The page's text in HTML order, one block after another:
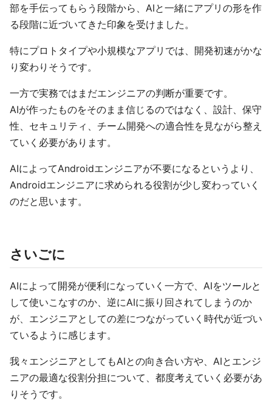
部を手伝ってもらう段階から、AIと一緒にアプリの形を作
る段階に近づいてきた印象を受けました。
特にプロトタイプや小規模なアプリでは、開発初速がかな
り変わりそうです。
一方で実務ではまだエンジニアの判断が重要です。
AIが作ったものをそのまま信じるのではなく、設計、保守
性、セキュリティ、チーム開発への適合性を見ながら整え
ていく必要があります。
AIによってAndroidエンジニアが不要になるというより、
Androidエンジニアに求められる役割が少し変わっていく
のだと思います。
さいごに
AIによって開発が便利になっていく一方で、AIをツールと
して使いこなすのか、逆にAIに振り回されてしまうのか
が、エンジニアとしての差につながっていく時代が近づい
ているように感じます。
我々エンジニアとしてもAIとの向き合い方や、AIとエンジ
ニアの最適な役割分担について、都度考えていく必要があ
りそうです。